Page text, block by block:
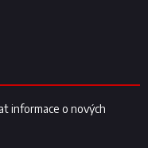
informace o nových